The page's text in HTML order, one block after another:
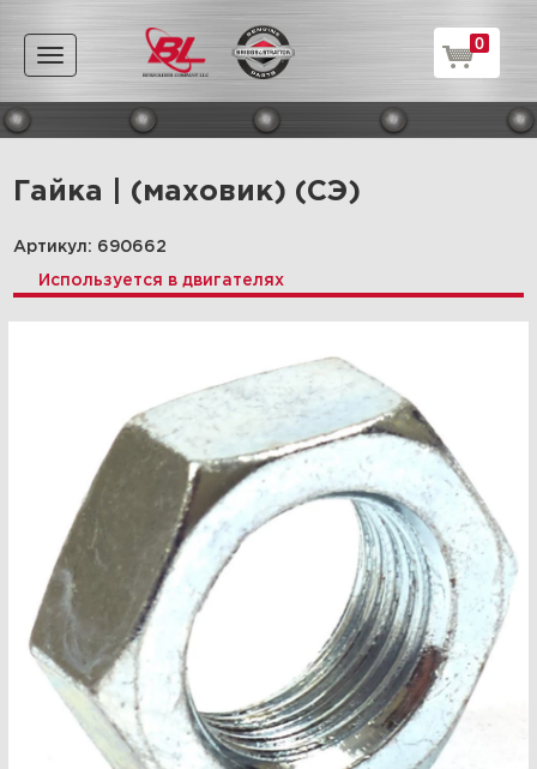
Toggle
navigation
0
Гайка | (маховик) (СЭ)
Артикул: 690662
Используется в двигателях